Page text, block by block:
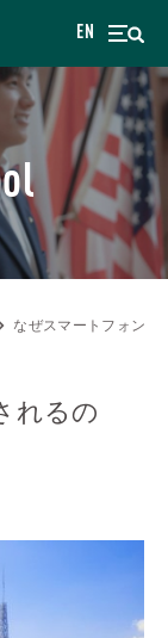
EN
なぜスマートフォンが
れるの